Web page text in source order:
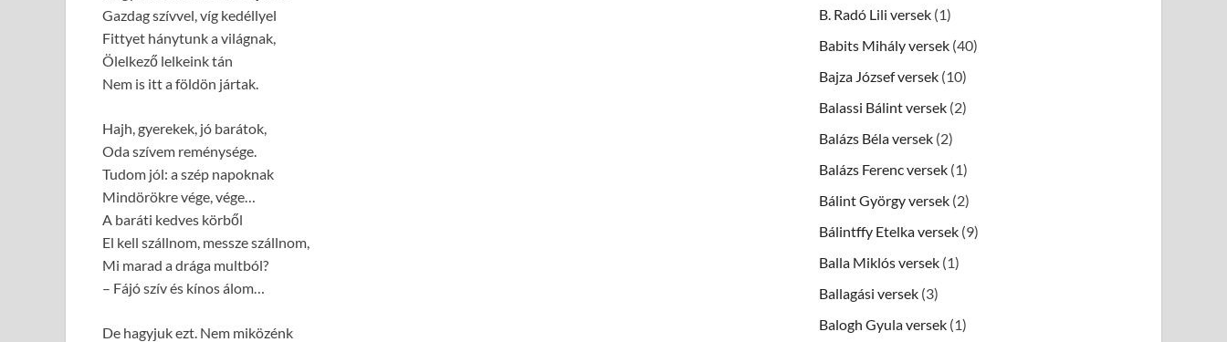
Gazdag szívvel, víg kedéllyel
Fittyet hánytunk a világnak,
Ölelkező lelkeink tán
Nem is itt a földön jártak.
Hajh, gyerekek, jó barátok,
Oda szívem reménysége.
Tudom jól: a szép napoknak
Mindörökre vége, vége…
A baráti kedves körből
El kell szállnom, messze szállnom,
Mi marad a drága multból?
– Fájó szív és kínos álom…
De hagyjuk ezt. Nem miközénk
B. Radó Lili versek (1)
Babits Mihály versek (40)
Bajza József versek (10)
Balassi Bálint versek (2)
Balázs Béla versek (2)
Balázs Ferenc versek (1)
Bálint György versek (2)
Bálintffy Etelka versek (9)
Balla Miklós versek (1)
Ballagási versek (3)
Balogh Gyula versek (1)